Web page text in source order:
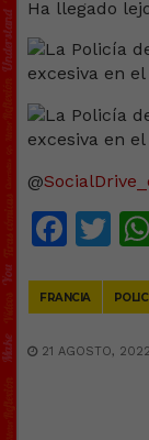
Ha llegado
@
FRANCIA
21 AGOSTO, 2022